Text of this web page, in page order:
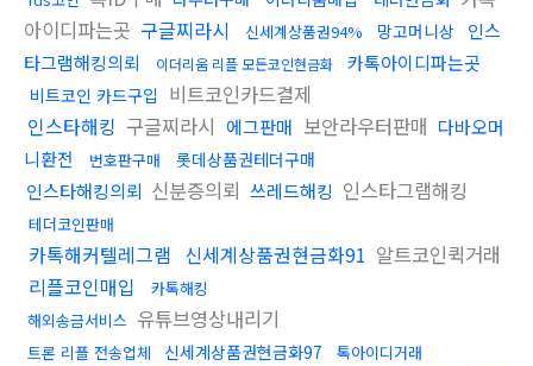
아이디파는곳 구글찌라시 신세계상품권94% 망고머니상
인스
타그램해킹의뢰
이더리움 리플 모든코인현금화 카톡아이디파는곳
비트코인 카드구입 비트코인카드결제
인스타해킹 구글찌라시 에그판매 보안라우터판매 다바오머
니환전
번호판구매 롯데상품권테더구매
인스타해킹의뢰 신분증의뢰 쓰레드해킹 인스타그램해킹
테더코인판매
카톡해커텔레그램 신세계상품권현금화91 알트코인퀵거래
리플코인매입
카톡해킹
해외송금서비스 유튜브영상내리기
트론 리플 전송업체 신세계상품권현금화97
톡아이디거래